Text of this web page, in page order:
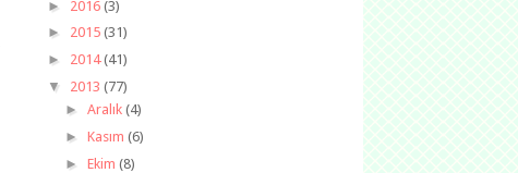
► 2016 (3)
► 2015 (31)
► 2014(41)
▼ 2013 (77)
► Aralık (4)
► Kasım (6)
► Ekim (8)